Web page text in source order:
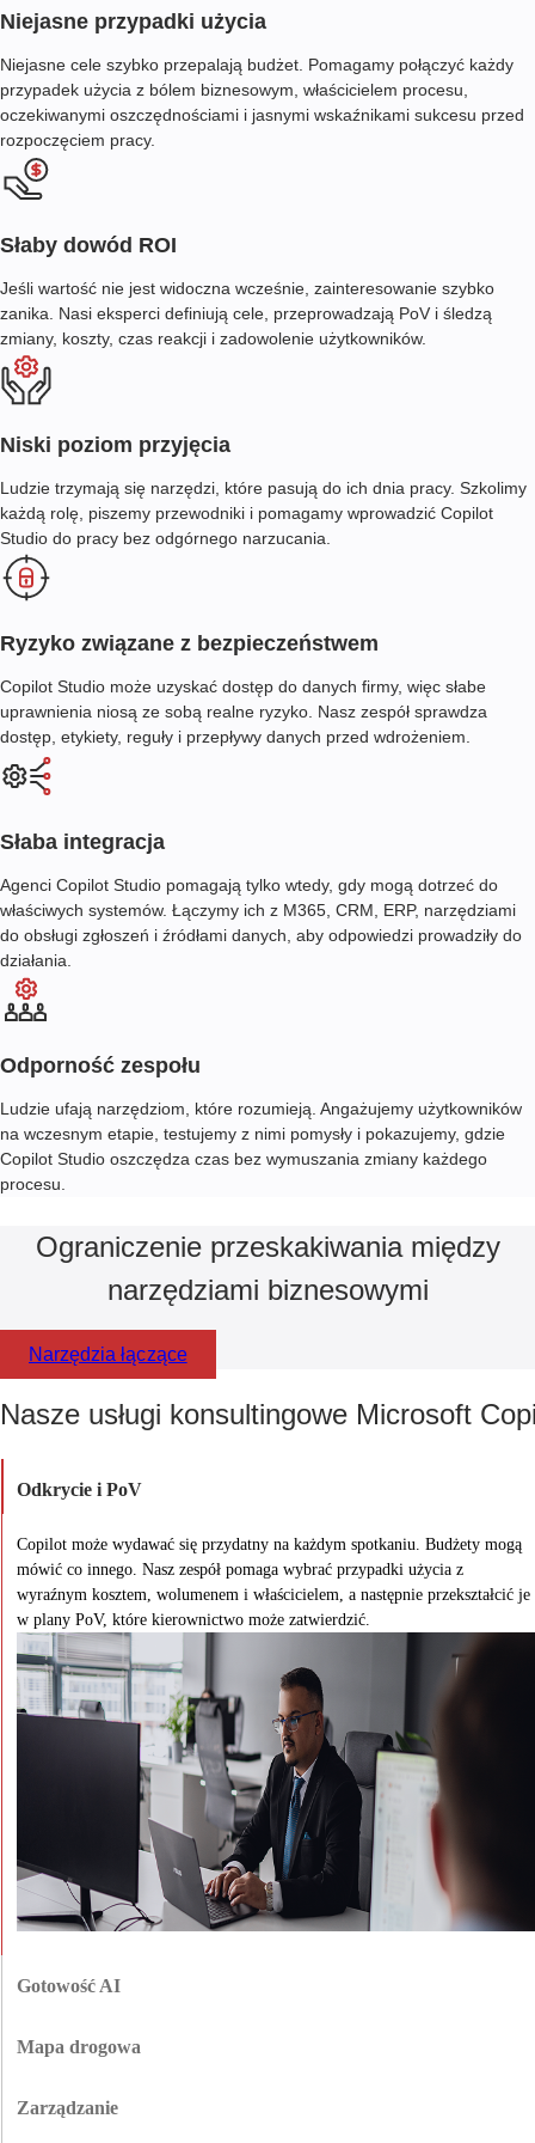
Niejasne przypadki użycia
Niejasne cele szybko przepalają budżet. Pomagamy połączyć każdy
przypadek użycia z bólem biznesowym, właścicielem procesu,
oczekiwanymi oszczędnościami i jasnymi wskaźnikami sukcesu przed
rozpoczęciem pracy.
Słaby dowód ROI
Jeśli wartość nie jest widoczna wcześnie, zainteresowanie szybko
zanika. Nasi eksperci definiują cele, przeprowadzają PoV i śledzą
zmiany, koszty, czas reakcji i zadowolenie użytkowników.
Niski poziom przyjęcia
Ludzie trzymają się narzędzi, które pasują do ich dnia pracy. Szkolimy
każdą rolę, piszemy przewodniki i pomagamy wprowadzić Copilot
Studio do pracy bez odgórnego narzucania.
Ryzyko związane z bezpieczeństwem
Copilot Studio może uzyskać dostęp do danych firmy, więc słabe
uprawnienia niosą ze sobą realne ryzyko. Nasz zespół sprawdza
dostęp, etykiety, reguły i przepływy danych przed wdrożeniem.
Słaba integracja
Agenci Copilot Studio pomagają tylko wtedy, gdy mogą dotrzeć do
właściwych systemów. Łączymy ich z M365, CRM, ERP, narzędziami
do obsługi zgłoszeń i źródłami danych, aby odpowiedzi prowadziły do
działania.
Odporność zespołu
Ludzie ufają narzędziom, które rozumieją. Angażujemy użytkowników
na wczesnym etapie, testujemy z nimi pomysły i pokazujemy, gdzie
Copilot Studio oszczędza czas bez wymuszania zmiany każdego
procesu.
Ograniczenie przeskakiwania między
narzędziami biznesowymi
Narzędzia łączące
Nasze usługi konsultingowe Microsoft
Odkrycie i PoV
Copilot może wydawać się przydatny na każdym spotkaniu. Budżety mogą
mówić co innego. Nasz zespół pomaga wybrać przypadki użycia z
wyraźnym kosztem, wolumenem i właścicielem, a następnie przekształcić je
w plany PoV, które kierownictwo może zatwierdzić.
Gotowość AI
Copilot Studio. Nasi eksperci sprawdzają jakość danych, uprawnienia, luki
w zabezpieczeniach, licencje, zasady zarządzania i role użytkowników, a
Mapa drogowa
pomagają przekształcić wybrane przypadki użycia we wdrożenie, które
zespół kierowniczy może śledzić, z docelową architekturą, zarządzaniem,
Zarządzanie